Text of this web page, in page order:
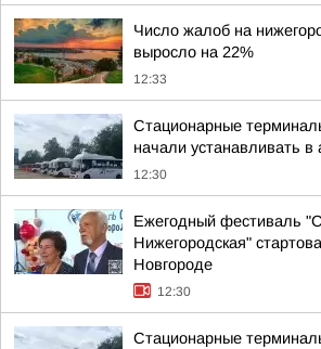
Число жалоб на
выросло на 22%
12:33
Стационарные
начали устанавливать в
12:30
Ежегодный фестиваль
Нижегородская"
Новгороде
12:30
Стационарные